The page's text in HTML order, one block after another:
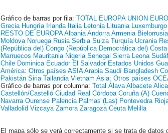
Gráfico de barras por fila: TOTAL EUROPA UNION
Grecia Hungría Irlanda Italia Letonia Lituania Luxemburgo
RESTO DE EUROPA Albania Andorra Armenia Bielorrusia
Moldova Noruega Rusia Serbia Suiza Turquía Ucrania
(República del) Congo (República Democrática del)
Marruecos Mauritania Nigeria Senegal Sierra Leona
Chile Dominica Ecuador El Salvador Estados Unidos
América: Otros países ASIA Arabia Saudí Bangladesh
Pakistán Siria Tailandia Vietnam Asia: Otros países
Gráfico de barras por columna: Total Álava Albacete
Castellón/Castelló Ciudad Real Córdoba Coruña (A)
Navarra Ourense Palencia Palmas (Las) Pontevedra
Valladolid Vizcaya Zamora Zaragoza Ceuta Melilla
El mapa sólo se verá correctamente si se trata de